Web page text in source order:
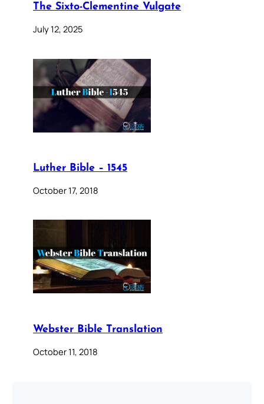
The Sixto-Clementine Vulgate
July 12, 2025
Luther Bible – 1545
October 17, 2018
Webster Bible Translation
October 11, 2018